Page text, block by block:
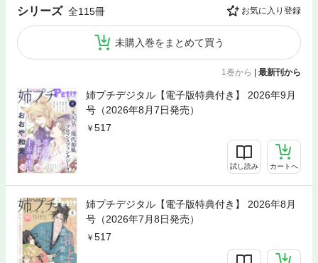
シリーズ 全115冊 お気に入り登録
未購入巻をまとめて買う
1巻から | 最新刊から
姉プチデジタル【電子版特典付き】 2026年9月
号（2026年8月7日発売）
517
試し読み カートへ
姉プチデジタル【電子版特典付き】 2026年8月
号（2026年7月8日発売）
517